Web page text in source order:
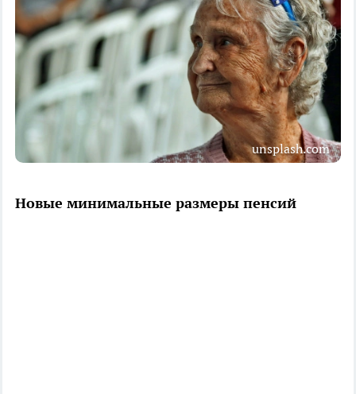
unsplash.com
Новые минимальные размеры пенсий